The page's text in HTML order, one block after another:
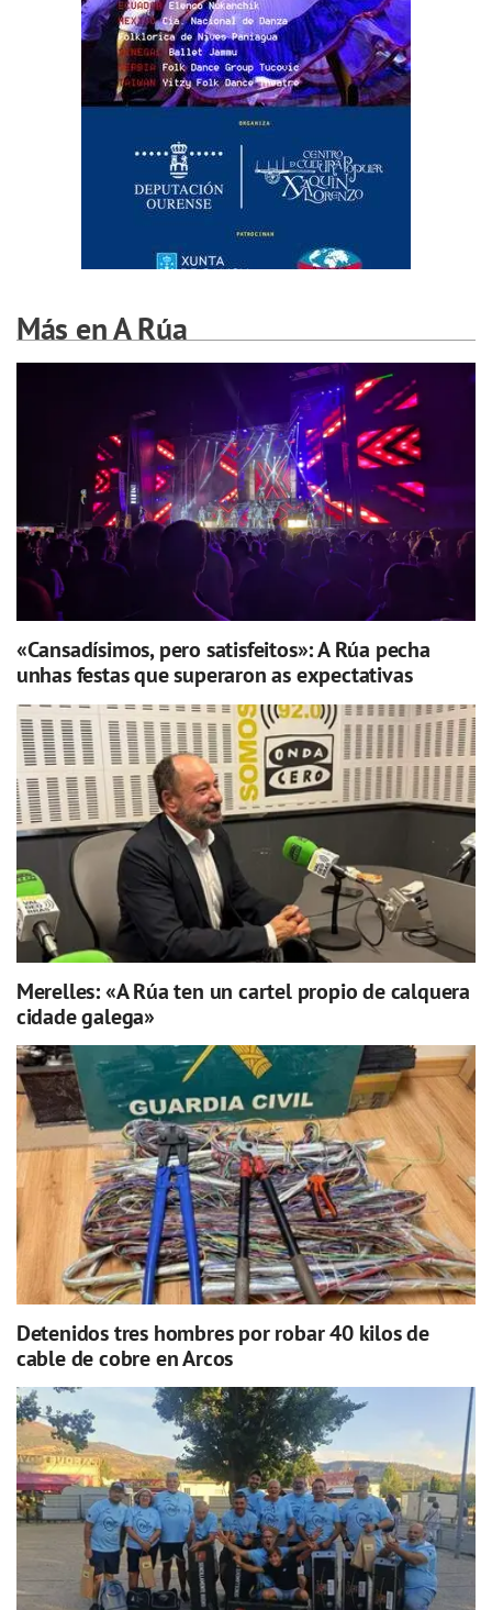
Más en A Rúa
«Cansadísimos, pero satisfeitos»: A Rúa pecha
unhas festas que superaron as expectativas
Merelles: «A Rúa ten un cartel propio de calquera
cidade galega»
Detenidos tres hombres por robar 40 kilos de
cable de cobre en Arcos